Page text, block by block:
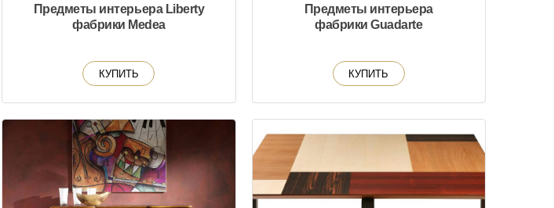
Предметы интерьера Liberty
фабрики Medea
КУПИТЬ
Предметы интерьера
фабрики Guadarte
КУПИТЬ